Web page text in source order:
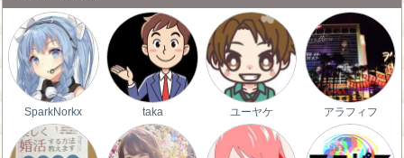
SparkNorkx taka ユーヤケ アラフィフ